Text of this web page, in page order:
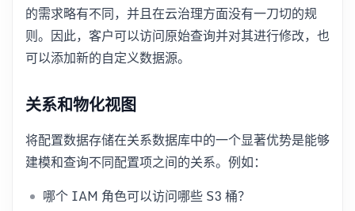
的需求略有不同，并且在云治理方面没有一刀切的规
则。因此，客户可以访问原始查询并对其进行修改，也
可以添加新的自定义数据源。
关系和物化视图
将配置数据存储在关系数据库中的一个显著优势是能够
建模和查询不同配置项之间的关系。例如：
哪个 IAM 角色可以访问哪些 S3 桶？